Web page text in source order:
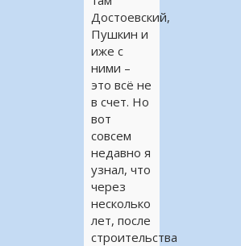
Достоевский,
Пушкин и
иже с
ними –
это всё не
в счет. Но
вот
совсем
недавно я
узнал, что
через
несколько
лет, после
строительства